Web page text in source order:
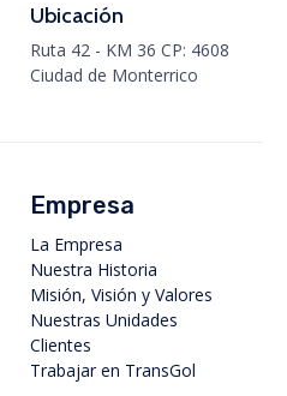
Ubicación
Ruta 42 - KM 36 CP: 4608
Ciudad de Monterrico
Empresa
La Empresa
Nuestra Historia
Misión, Visión y Valores
Nuestras Unidades
Clientes
Trabajar en TransGol